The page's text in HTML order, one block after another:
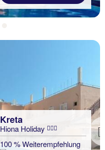
Kreta
Hiona Holiday
100 % Weiterempfehlung